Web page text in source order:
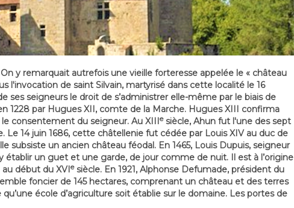
y remarquait autrefois une vieille forteresse appelée le « château
l'invocation de saint Silvain, martyrisé dans cette localité le 16
seigneurs le droit de s’administrer elle-même par le biais de
1228 par Hugues XII, comte de la Marche. Hugues XIII confirma
consentement du seigneur. Au XIIIesiècle, Ahun fut l'une des sept
14 juin 1686, cette châtellenie fut cédée par Louis XIV au duc de
subsiste un ancien château féodal. En 1465, Louis Dupuis, seigneur
établir un guet et une garde, de jour comme de nuit. Il est à l’origine
début du XVIesiècle. En 1921, Alphonse Defumade, président du
foncier de 145 hectares, comprenant un château et des terres
école d’agriculture soit établie sur le domaine. Les portes de